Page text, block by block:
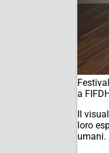
a
Il
loro
umani.